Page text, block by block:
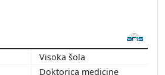
Visoka šola
Doktorica medicine